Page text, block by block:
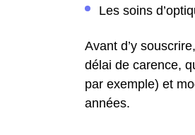
Les soins
Avant d’y
délai de carence,
par exemple) et
années.